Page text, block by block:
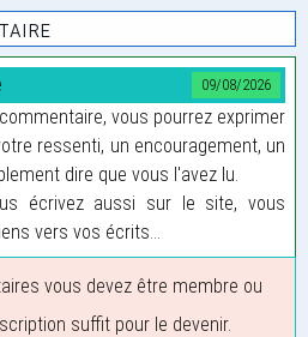
09/08/2026
vous pourrez exprimer
ressenti, un encouragement, un
dire que vous l'avez lu.
écrivez aussi sur le site, vous
vers vos écrits...
vous devez être membre ou
suffit pour le devenir.